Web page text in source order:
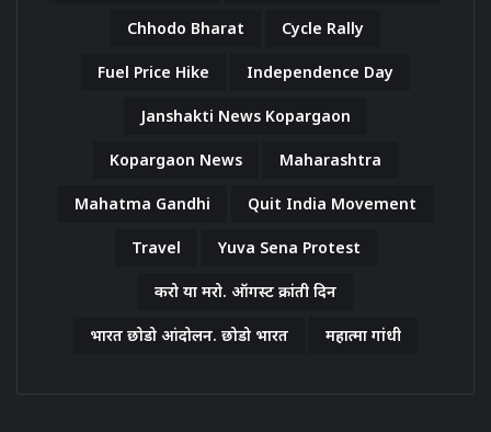
Chhodo Bharat Cycle Rally
Fuel Price Hike Independence Day
Janshakti News Kopargaon
Kopargaon News Maharashtra
Mahatma Gandhi Quit India Movement
Travel Yuva Sena Protest
करो या मरो. ऑगस्ट क्रांती दिन
भारत छोडो आंदोलन. छोडो भारत महात्मा गांधी